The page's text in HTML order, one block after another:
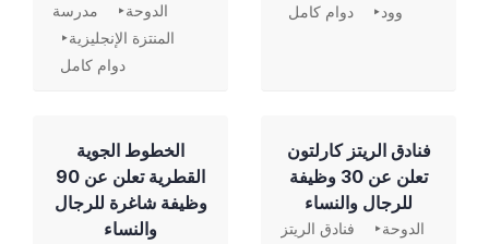
وود
دوام كامل الدوحة
مدرسة
المنتزة الإنجليزية
دوام كامل
فنادق الريتز كارلتون
تعلن عن 30 وظيفة
للرجال والنساء
الدوحة
فنادق الريتز
الخطوط الجوية
القطرية تعلن عن 90
وظيفة شاغرة للرجال
والنساء